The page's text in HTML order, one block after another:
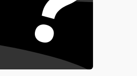
Подробнее →
Подробнее →